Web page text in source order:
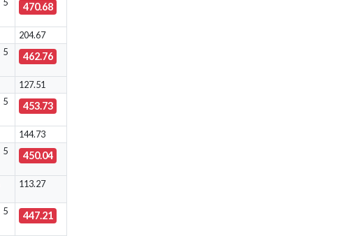
470.68
204.67
5 462.76
127.51
5 453.73
144.73
5 450.04
113.27
5 447.21